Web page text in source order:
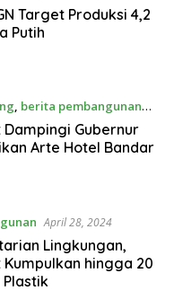
Target Produksi 4,2
Putih
, berita pembangunan
Dampingi Gubernur
Arte Hotel Bandar
April 28, 2024
Lingkungan,
Kumpulkan hingga 20
Plastik